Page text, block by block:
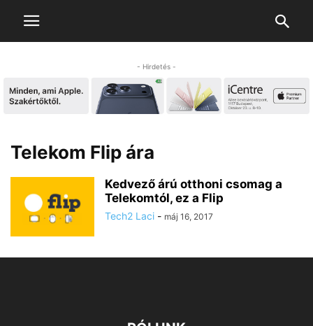
- Hirdetés -
Telekom Flip ára
Kedvező árú otthoni csomag a
Telekomtól, ez a Flip
Tech2 Laci - máj 16, 2017